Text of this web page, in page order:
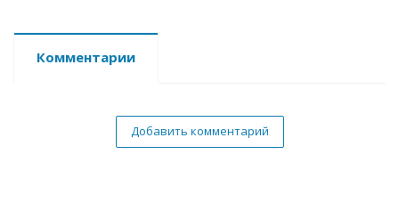
Комментарии
Добавить комментарий